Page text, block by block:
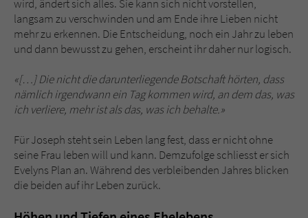
wird, ändert sich alles. Sie kann sich nicht vorstellen,
langsam zu verschwinden und am Ende ihre Lieben nicht
mehr zu erkennen. Die Entscheidung, noch ein Jahr zu leben
und dann bewusst zu gehen, erscheint ihr daher nur logisch.
«[…] Die nicht die darunterliegende Botschaft hörten, dass
nämlich irgendwann ein Tag kommen wird, an dem das, was
ich verliere, mehr ist als das, was ich behalte.»
Für Joseph steht sein Leben lang fest, dass er nicht ohne
seine Frau leben will und kann. Demzufolge schliesst er sich
Evelyns Plan an. Während des verbleibenden Jahres blicken
die beiden auf ihr Leben zurück.